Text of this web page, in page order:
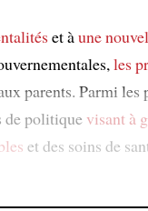
et àune
les
parents. Parmi les
de politiquevisant à
et des soins de